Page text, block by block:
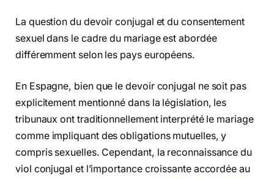
La question du devoir conjugal et du consentement
sexuel dans le cadre du mariage est abordée
différemment selon les pays européens.
En Espagne, bien que le devoir conjugal ne soit pas
explicitement mentionné dans la législation, les
tribunaux ont traditionnellement interprété le mariage
comme impliquant des obligations mutuelles, y
compris sexuelles. Cependant, la reconnaissance du
viol conjugal et l’importance croissante accordée au